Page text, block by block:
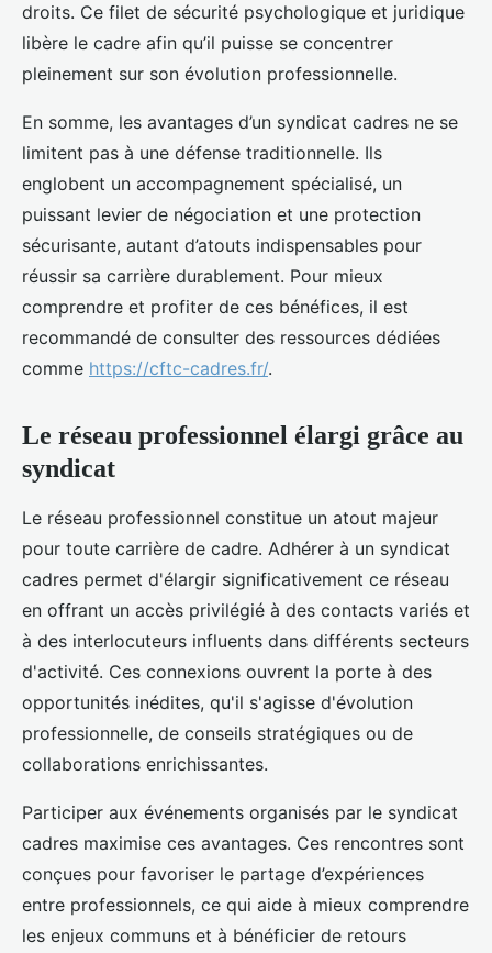
droits. Ce filet de sécurité psy­chologique et juridique
libère le cadre afin qu’il puisse se concentrer
pleinement sur son évolution professionnelle.
En somme, les avantages d’un syndicat cadres ne se
limitent pas à une défense traditionnelle. Ils
englobent un accompagnement spécialisé, un
puissant levier de négociation et une protection
sécurisante, autant d’atouts indispensables pour
réussir sa carrière durablement. Pour mieux
comprendre et profiter de ces bénéfices, il est
recommandé de consulter des ressources dédiées
comme https://cftc-cadres.fr/.
Le réseau professionnel élargi grâce au
syndicat
Le réseau professionnel constitue un atout majeur
pour toute carrière de cadre. Adhérer à un syndicat
cadres permet d'élargir significativement ce réseau
en offrant un accès privilégié à des contacts variés et
à des interlocuteurs influents dans différents secteurs
d'activité. Ces connexions ouvrent la porte à des
opportunités inédites, qu'il s'agisse d'évolution
professionnelle, de conseils stratégiques ou de
collaborations enrichissantes.
Participer aux événements organisés par le syndicat
cadres maximise ces avantages. Ces rencontres sont
conçues pour favoriser le partage d’expériences
entre professionnels, ce qui aide à mieux comprendre
les enjeux communs et à bénéficier de retours